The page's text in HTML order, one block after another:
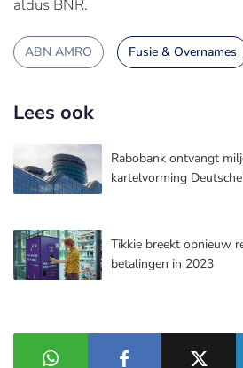
aldus BNR.
ABN AMRO Fusie & Overnames
Lees ook
Rabobank ontvangt
kartelvorming
Tikkie breekt opnieuw
betalingen in 2023